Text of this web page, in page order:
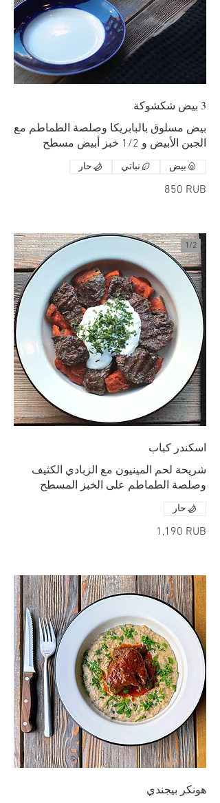
3 بيض شكشوكة
بيض مسلوق بالبابريكا وصلصة الطماطم مع
الجبن الأبيض و 1/2 خبز أبيض مسطح
‏850 RUB
بيض نباتي حار
اسكندر كباب
شريحة لحم المينيون مع الزبادي الكثيف
وصلصة الطماطم على الخبز المسطح
‏1,190 RUB
حار
1/2
هونكر بيجندي